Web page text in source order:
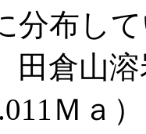
分布し
倉山
Ｍａ